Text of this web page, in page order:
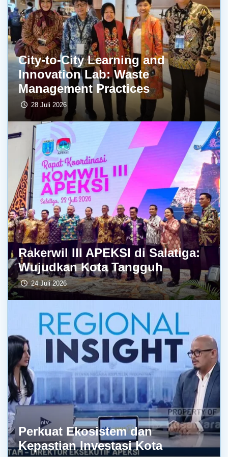
City-to-City Learning and
Innovation Lab: Waste
Management Practices
28 Juli 2026
Rakerwil III APEKSI di Salatiga:
Wujudkan Kota Tangguh
24 Juli 2026
Perkuat Ekosistem dan
Kepastian Investasi Kota